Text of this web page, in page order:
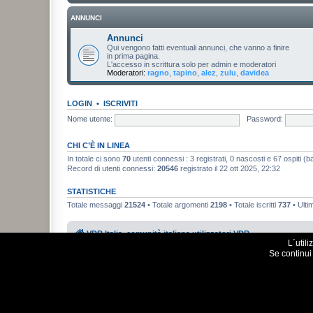
ANNUNCI
Annunci
Qui vengono fatti eventuali annunci, che vanno a finire
in prima pagina.
L'accesso in scrittura solo per admin e moderatori
Moderatori: ragno tapino alez zulu davidea
LOGIN • ISCRIVITI
Nome utente:
Password:
CHI C’È IN LINEA
In totale ci sono 70 utenti connessi : 3 registrati, 0 nascosti e 67 ospiti
Record di utenti connessi: 20546 registrato il 22 ott 2025, 22:32
STATISTICHE
Totale messaggi 21524 • Totale argomenti 2198 • Totale iscritti 737 •
VDR Italia, comunità italiana utilizzatori VDR
Se